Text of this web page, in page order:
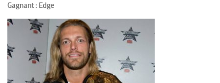
Gagnant : Edge